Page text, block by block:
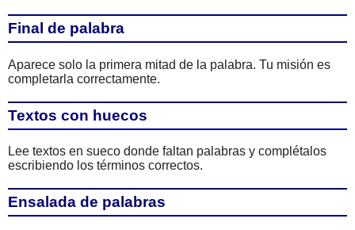
Final de palabra
Aparece solo la primera mitad de la palabra. Tu misión es
completarla correctamente.
Textos con huecos
Lee textos en sueco donde faltan palabras y complétalos
escribiendo los términos correctos.
Ensalada de palabras